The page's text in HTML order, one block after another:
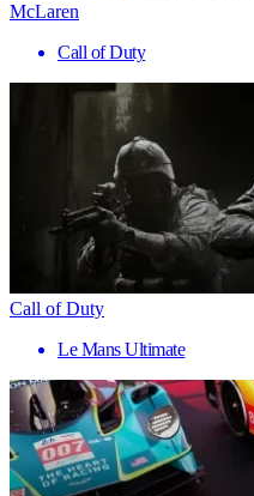
McLaren
Call of Duty
Call of Duty
Le Mans Ultimate